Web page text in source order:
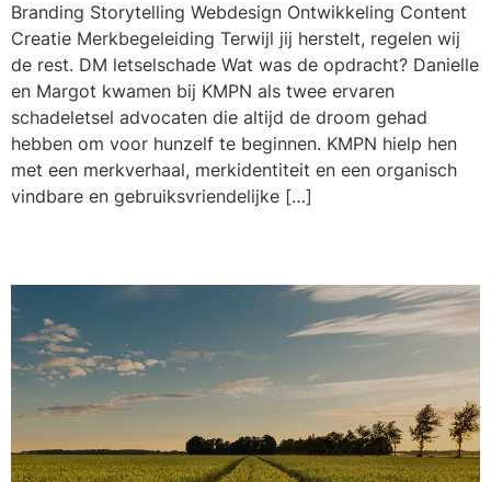
Branding Storytelling Webdesign Ontwikkeling Content
Creatie Merkbegeleiding Terwijl jij herstelt, regelen wij
de rest. DM letselschade Wat was de opdracht? Danielle
en Margot kwamen bij KMPN als twee ervaren
schadeletsel advocaten die altijd de droom gehad
hebben om voor hunzelf te beginnen. KMPN hielp hen
met een merkverhaal, merkidentiteit en een organisch
vindbare en gebruiksvriendelijke […]